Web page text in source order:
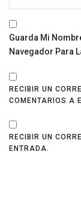
Guarda Mi
Navegador Para
RECIBIR UN
COMENTARIOS A
RECIBIR UN
ENTRADA.